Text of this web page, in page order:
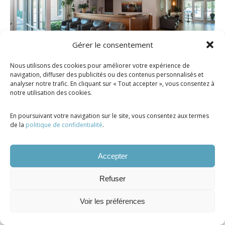
Gérer le consentement
Nous utilisons des cookies pour améliorer votre expérience de
navigation, diffuser des publicités ou des contenus personnalisés et
analyser notre trafic. En cliquant sur « Tout accepter », vous consentez à
notre utilisation des cookies.
En poursuivant votre navigation sur le site, vous consentez aux termes
de la politique de confidentialité.
Accepter
Refuser
Voir les préférences
Tous droits réservés ©. 2026. Manoir Saint-